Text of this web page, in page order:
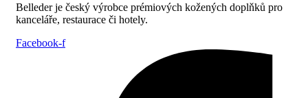
Belleder je český výrobce prémiových kožených doplňků pro
kanceláře, restaurace či hotely.
Facebook-f